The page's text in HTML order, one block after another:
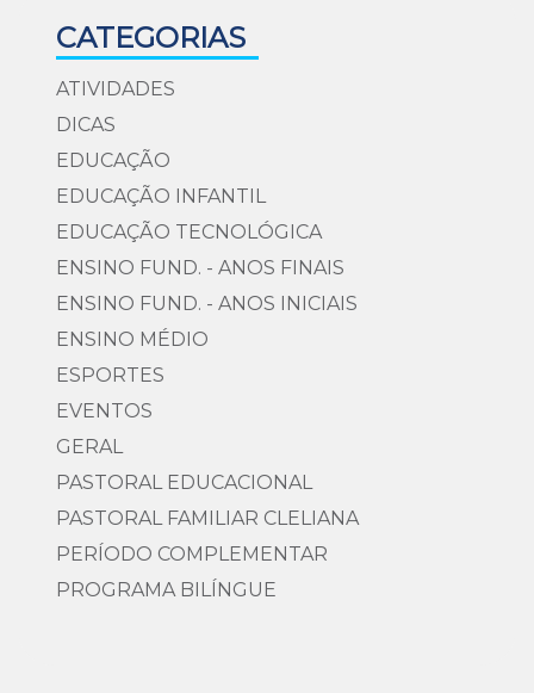
CATEGORIAS
ATIVIDADES
DICAS
EDUCAÇÃO
EDUCAÇÃO INFANTIL
EDUCAÇÃO TECNOLÓGICA
ENSINO FUND. - ANOS FINAIS
ENSINO FUND. - ANOS INICIAIS
ENSINO MÉDIO
ESPORTES
EVENTOS
GERAL
PASTORAL EDUCACIONAL
PASTORAL FAMILIAR CLELIANA
PERÍODO COMPLEMENTAR
PROGRAMA BILÍNGUE